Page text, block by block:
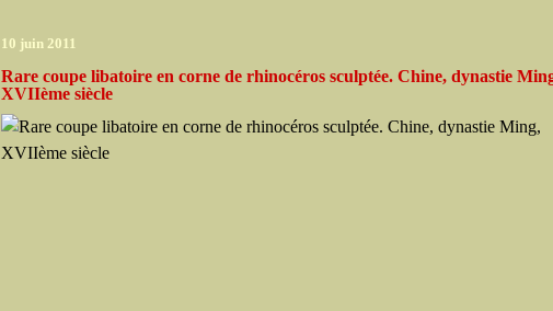
10 juin 2011
Rare coupe libatoire en corne de rhinocéros sculptée. Chine, dynastie
XVIIème siècle